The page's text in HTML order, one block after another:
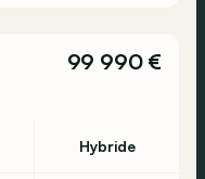
99 990 €
Hybride